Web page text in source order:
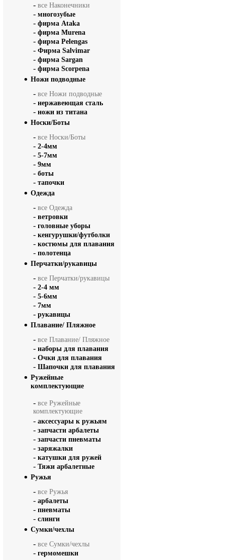
- все Наконечники
- многозубые
- фирма Ataka
- фирма Murena
- фирма Pelengas
- Фирма Salvimar
- фирма Sargan
- фирма Scorpena
Ножи подводные
- все Ножи подводные
- нержавеющая сталь
- ножи из титана
Носки/Боты
- все Носки/Боты
- 2-4мм
- 5-7мм
- 9мм
- боты
- тапочки
Одежда
- все Одежда
- ветровки
- головные уборы
- кенгурушки/футболки
- костюмы для плавания
- полотенца
Перчатки/рукавицы
- все Перчатки/рукавицы
- 2-4 мм
- 5-6мм
- 7мм
- рукавицы
Плавание/ Пляжное
- все Плавание/ Пляжное
- наборы для плавания
- Очки для плавания
- Шапочки для плавания
Ружейные
комплектующие
- все Ружейные
комплектующие
- аксессуары к ружьям
- запчасти арбалеты
- запчасти пневматы
- заряжалки
- катушки для ружей
- Тяжи арбалетные
Ружья
- все Ружья
- арбалеты
- пневматы
- слинги
Сумки/чехлы
- все Сумки/чехлы
- гермомешки